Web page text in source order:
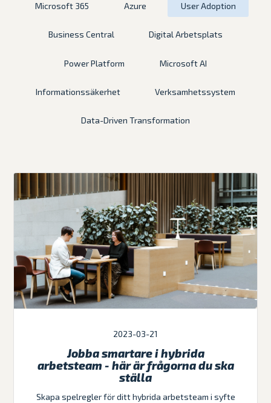
Om Accigo
Microsoft 365 Azure User Adoption
Business Central Digital Arbetsplats
Power Platform Microsoft AI
Informationssäkerhet Verksamhetssystem
Data-Driven Transformation
2023-03-21
Jobba smartare i hybrida
arbetsteam - här är frågorna du ska
ställa
Skapa spelregler för ditt hybrida arbetsteam i syfte